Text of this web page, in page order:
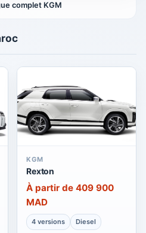
complet KGM
KGM
Rexton
À partir de 409 900
MAD
4 versions Diesel